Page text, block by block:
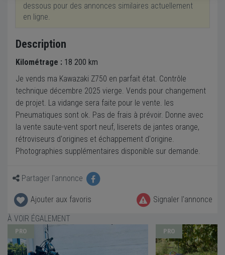
dessous pour des annonces similaires actuellement
en ligne.
Description
Kilométrage : 18 200 km
Je vends ma Kawazaki Z750 en parfait état. Contrôle
technique décembre 2025 vierge. Vends pour changement
de projet. La vidange sera faite pour le vente. les
Pneumatiques sont ok. Pas de frais à prévoir. Donne avec
la vente saute-vent sport neuf, liserets de jantes orange,
rétroviseurs d'origines et échappement d'origine.
Photographies supplémentaires disponible sur demande.
Partager l'annonce
Ajouter aux favoris
Signaler l'annonce
À VOIR ÉGALEMENT
PRO PRO